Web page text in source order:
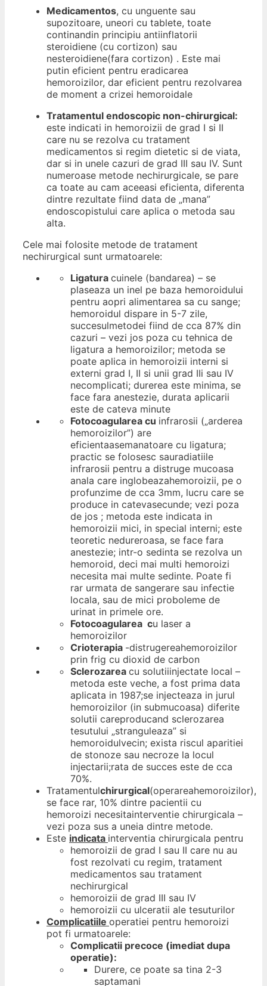
Medicamentos, cu unguente sau
supozitoare, uneori cu tablete, toate
continandin principiu antiinflatorii
steroidiene (cu cortizon) sau
nesteroidiene(fara cortizon) . Este mai
putin eficient pentru eradicarea
hemoroizilor, dar eficient pentru rezolvarea
de moment a crizei hemoroidale
Tratamentul endoscopic non-chirurgical:
este indicati in hemoroizii de grad I si II
care nu se rezolva cu tratament
medicamentos si regim dietetic si de viata,
dar si in unele cazuri de grad III sau IV. Sunt
numeroase metode nechirurgicale, se pare
ca toate au cam aceeasi eficienta, diferenta
dintre rezultate fiind data de „mana”
endoscopistului care aplica o metoda sau
alta.
Cele mai folosite metode de tratament
nechirurgical sunt urmatoarele:
Ligatura cuinele (bandarea) – se
plaseaza un inel pe baza hemoroidului
pentru aopri alimentarea sa cu sange;
hemoroidul dispare in 5-7 zile,
succesulmetodei fiind de cca 87% din
cazuri – vezi jos poza cu tehnica de
ligatura a hemoroizilor; metoda se
poate aplica in hemoroizii interni si
externi grad I, II si unii grad IIi sau IV
necomplicati; durerea este minima, se
face fara anestezie, durata aplicarii
este de cateva minute
Fotocoagularea cu infrarosii („arderea
hemoroizilor”) are
eficientaasemanatoare cu ligatura;
practic se folosesc sauradiatiile
infrarosii pentru a distruge mucoasa
anala care inglobeazahemoroizii, pe o
profunzime de cca 3mm, lucru care se
produce in catevasecunde; vezi poza
de jos ; metoda este indicata in
hemoroizii mici, in special interni; este
teoretic nedureroasa, se face fara
anestezie; intr-o sedinta se rezolva un
hemoroid, deci mai multi hemoroizi
necesita mai multe sedinte. Poate fi
rar urmata de sangerare sau infectie
locala, sau de mici proboleme de
urinat in primele ore.
Fotocoagularea cu laser a
hemoroizilor
Crioterapia -distrugereahemoroizilor
prin frig cu dioxid de carbon
Sclerozarea cu solutiiinjectate local –
metoda este veche, a fost prima data
aplicata in 1987;se injecteaza in jurul
hemoroizilor (in submucoasa) diferite
solutii careproducand sclerozarea
tesutului „stranguleaza” si
hemoroidulvecin; exista riscul aparitiei
de stonoze sau necroze la locul
injectarii;rata de succes este de cca
70%.
Tratamentulchirurgical(operareahemoroizilor),
se face rar, 10% dintre pacientii cu
hemoroizi necesitainterventie chirurgicala –
vezi poza sus a uneia dintre metode.
Este indicata interventia chirurgicala pentru
hemoroizii de grad I sau II care nu au
fost rezolvati cu regim, tratament
medicamentos sau tratament
nechirurgical
hemoroizii de grad III sau IV
hemoroizii cu ulceratii ale tesuturilor
Complicatiile operatiei pentru hemoroizi
pot fi urmatoarele:
Complicatii precoce (imediat dupa
operatie):
Durere, ce poate sa tina 2-3
saptamani